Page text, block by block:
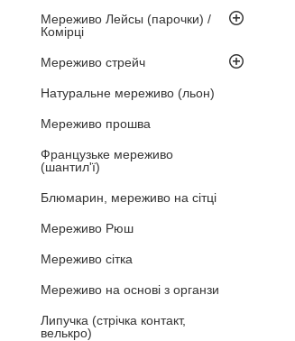
Мереживо Лейсы (парочки) /
Комірці
Мереживо стрейч
Натуральне мереживо (льон)
Мереживо прошва
Французьке мереживо
(шантил'ї)
Блюмарин, мереживо на сітці
Мереживо Рюш
Мереживо сітка
Мереживо на основі з органзи
Липучка (стрічка контакт,
велькро)